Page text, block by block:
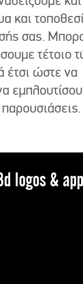
και
σας.
τέτοιο
έτσι ώστε να
logos &